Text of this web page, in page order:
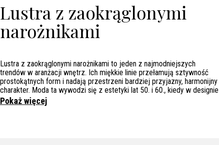
Lustra z zaokrąglonymi
narożnikami
Lustra z zaokrąglonymi narożnikami to jeden z najmodniejszych
trendów w aranżacji wnętrz. Ich miękkie linie przełamują sztywność
prostokątnych form i nadają przestrzeni bardziej przyjazny, harmonijny
charakter. Moda ta wywodzi się z estetyki lat 50. i 60., kiedy w designie
dominowały obłości i organiczne kształty. Dziś powraca w duchu tzw.
„soft minimalism”, w którym prostota spotyka się z subtelną elegancją.
Pokaż więcej